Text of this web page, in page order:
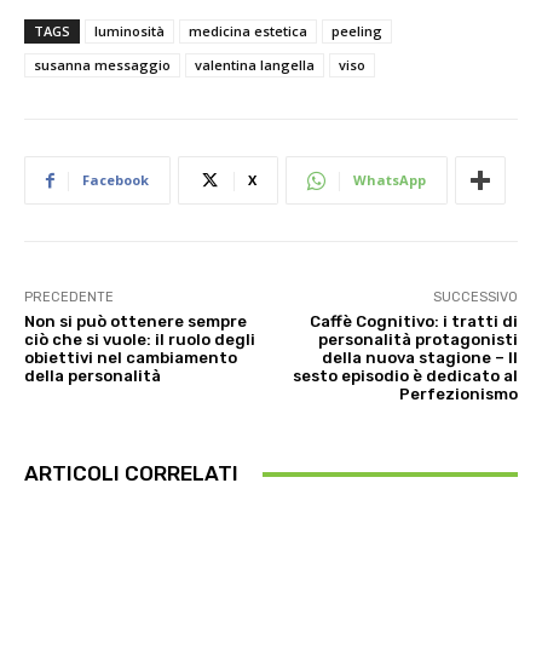
TAGS luminosità medicina estetica
peeling
susanna messaggio
valentina langella viso
Facebook X WhatsApp
PRECEDENTE
Non si può ottenere sempre
ciò che si vuole: il ruolo degli
obiettivi nel cambiamento
della personalità
SUCCESSIVO
Caffè Cognitivo: i tratti di
personalità protagonisti
della nuova stagione – Il
sesto episodio è dedicato al
Perfezionismo
ARTICOLI CORRELATI